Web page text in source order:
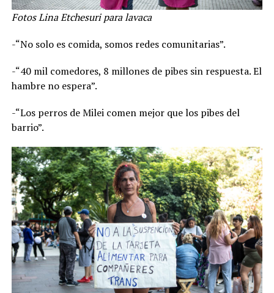
Fotos Lina Etchesuri para lavaca
-“No solo es comida, somos redes comunitarias”.
-“40 mil comedores, 8 millones de pibes sin respuesta. El
hambre no espera”.
-“Los perros de Milei comen mejor que los pibes del
barrio”.